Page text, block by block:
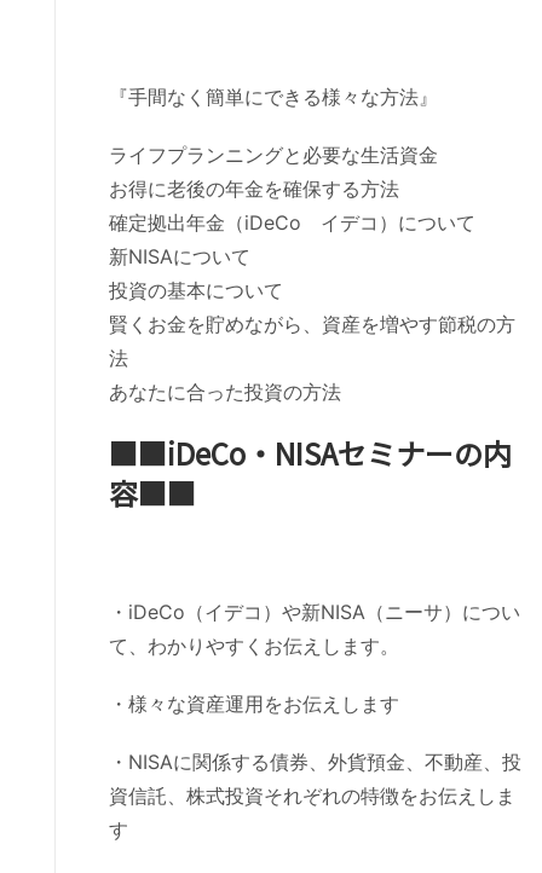
『手間なく簡単にできる様々な方法』
ライフプランニングと必要な生活資金
お得に老後の年金を確保する方法
確定拠出年金（iDeCo イデコ）について
新NISAについて
投資の基本について
賢くお金を貯めながら、資産を増やす節税の方
法
あなたに合った投資の方法
■■iDeCo・NISAセミナーの内
容■■
・iDeCo（イデコ）や新NISA（ニーサ）につい
て、わかりやすくお伝えします。
・様々な資産運用をお伝えします
・NISAに関係する債券、外貨預金、不動産、投
資信託、株式投資それぞれの特徴をお伝えしま
す